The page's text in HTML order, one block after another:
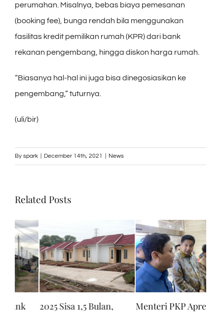
perumahan. Misalnya, bebas biaya pemesanan
(booking fee), bunga rendah bila menggunakan
fasilitas kredit pemilikan rumah (KPR) dari bank
rekanan pengembang, hingga diskon harga rumah.
“Biasanya hal-hal ini juga bisa dinegosiasikan ke
pengembang,” tuturnya.
(uli/bir)
By spark December 14th, 2021 News
Related Posts
Menteri PKP Apresiasi
BRI Konsisten Dukung